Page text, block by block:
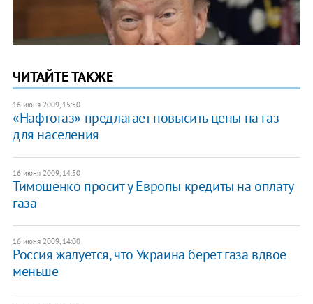
ЧИТАЙТЕ ТАКЖЕ
16 июня 2009, 15:50
«Нафтогаз» предлагает повысить цены на газ
для населения
16 июня 2009, 14:50
Тимошенко просит у Европы кредиты на оплату
газа
16 июня 2009, 14:00
Россия жалуется, что Украина берет газа вдвое
меньше